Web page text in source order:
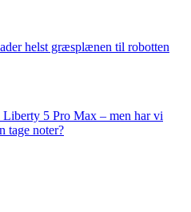
helst græsplænen til robotten
5 Pro Max – men har vi
tage noter?